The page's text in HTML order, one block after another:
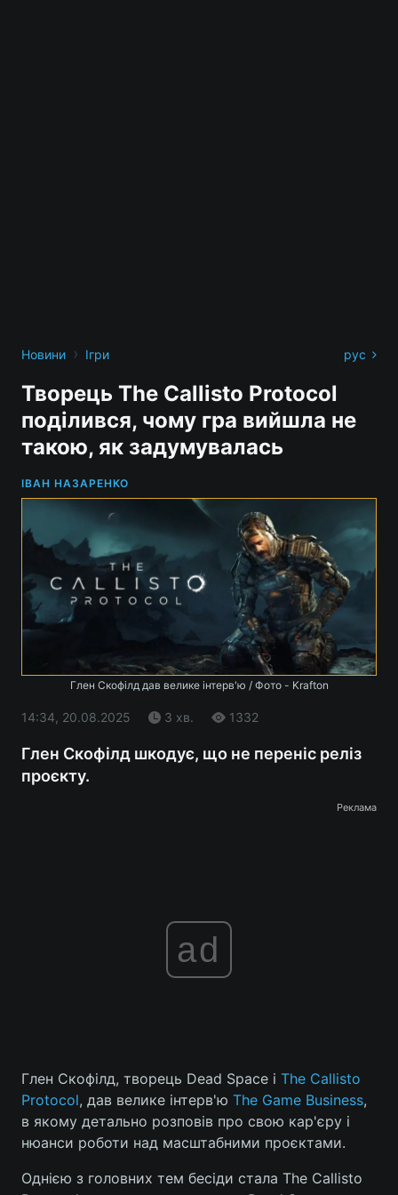
Новини › Ігри рус
Творець The Callisto Protocol
поділився, чому гра вийшла не
такою, як задумувалась
ІВАН НАЗАРЕНКО
Глен Скофілд дав велике інтерв'ю / Фото - Krafton
14:34, 20.08.2025 3 хв. 1332
Глен Скофілд шкодує, що не переніс реліз
проєкту.
Реклама
ad
Глен Скофілд, творець Dead Space і The Callisto
Protocol, дав велике інтерв'ю The Game Business,
в якому детально розповів про свою кар'єру і
нюанси роботи над масштабними проєктами.
Однією з головних тем бесіди стала The Callisto